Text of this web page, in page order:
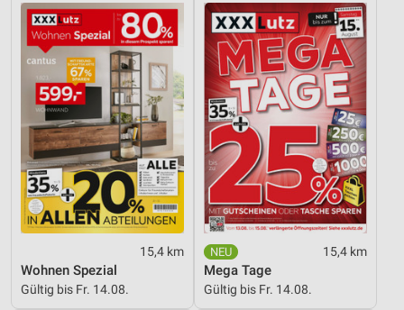
15,4 km
Wohnen Spezial
Gültig bis Fr. 14.08.
15,4 km
Mega Tage
Gültig bis Fr. 14.08.